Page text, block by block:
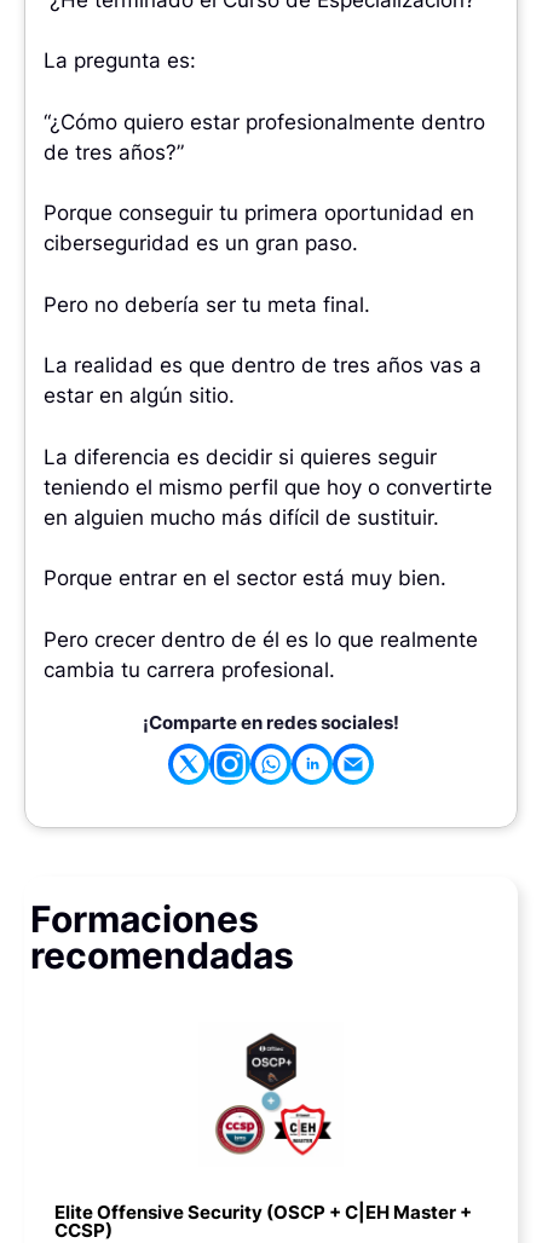
La pregunta es:
“¿Cómo quiero estar profesionalmente dentro
de tres años?”
Porque conseguir tu primera oportunidad en
ciberseguridad es un gran paso.
Pero no debería ser tu meta final.
La realidad es que dentro de tres años vas a
estar en algún sitio.
La diferencia es decidir si quieres seguir
teniendo el mismo perfil que hoy o convertirte
en alguien mucho más difícil de sustituir.
Porque entrar en el sector está muy bien.
Pero crecer dentro de él es lo que realmente
cambia tu carrera profesional.
¡Comparte en redes sociales!
Formaciones
recomendadas
Elite Offensive Security (OSCP + C|EH Master +
CCSP)